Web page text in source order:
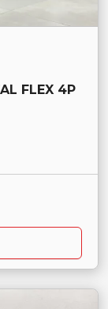
FLEX 4P